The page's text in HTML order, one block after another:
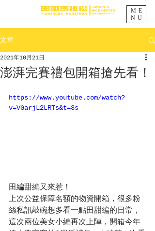
ME
NU
文章
澎湃完賽禮包開箱搶先看！
2021年10月21日
https://www.youtube.com/watch?
v=VGarjL2LRTs&t=3s
田編甜編又來惹！
上次公益保障名額的物資開箱，很多粉
絲私訊敲碗想多看一點田甜編的日常，
這次兩位美女小編再次上陣，開箱今年